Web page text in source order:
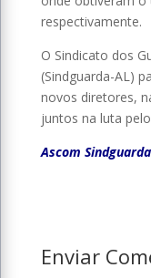
respectivamente.
O Sindicato dos
(Sindguarda-AL)
novos diretores,
juntos na luta
Ascom
Enviar